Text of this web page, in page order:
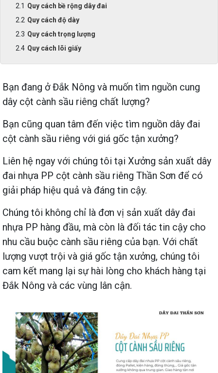
Quy cách bề rộng dây đai
Quy cách độ dày
Quy cách trọng lượng
Quy cách lõi giấy
Bạn đang ở Đắk Nông và muốn tìm nguồn cung
dây cột cành sầu riêng chất lượng?
Bạn cũng quan tâm đến việc tìm nguồn dây đai
cột cành sầu riêng với giá gốc tận xưởng?
Liên hệ ngay với chúng tôi tại Xưởng sản xuất dây
đai nhựa PP cột cành sầu riêng Thần Sơn để có
giải pháp hiệu quả và đáng tin cậy.
Chúng tôi không chỉ là đơn vị sản xuất dây đai
nhựa PP hàng đầu, mà còn là đối tác tin cậy cho
nhu cầu buộc cành sầu riêng của bạn. Với chất
lượng vượt trội và giá gốc tận xưởng, chúng tôi
cam kết mang lại sự hài lòng cho khách hàng tại
Đắk Nông và các vùng lân cận.